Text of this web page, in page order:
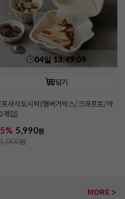
04일 13:49:07
담기
프사각도시락(햄버거박스/크라프트/약
개입)
5,990원
원
MORE >